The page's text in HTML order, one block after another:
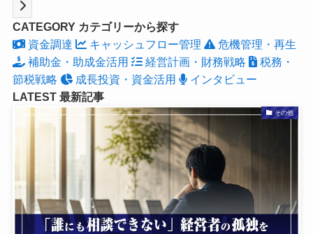
CATEGORY カテゴリーから探す
資金調達
キャッシュフロー管理
危機管理・再生
補助金・助成金活用
経営計画・財務戦略
税務・
節税戦略
成長投資・資金活用
インタビュー
LATEST 最新記事
その他